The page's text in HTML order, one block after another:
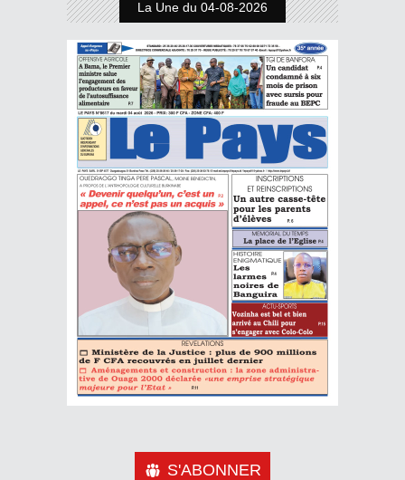
La Une du 04-08-2026
S'ABONNER